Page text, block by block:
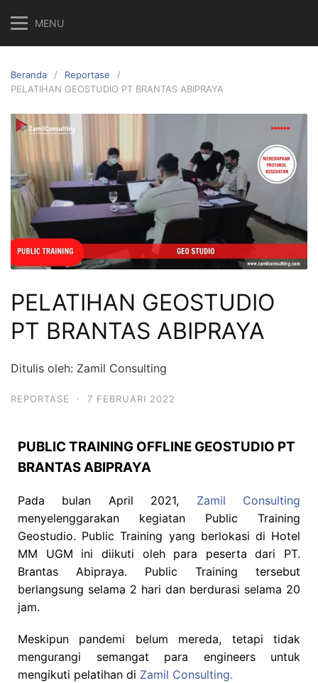
MENU
Beranda
Reportase
PELATIHAN GEOSTUDIO PT BRANTAS ABIPRAYA
PELATIHAN GEOSTUDIO
PT BRANTAS ABIPRAYA
Ditulis oleh: Zamil Consulting
REPORTASE · 7 FEBRUARI 2022
PUBLIC TRAINING OFFLINE GEOSTUDIO PT
BRANTAS ABIPRAYA
Pada bulan April 2021, Zamil Consulting
menyelenggarakan kegiatan Public Training
Geostudio. Public Training yang berlokasi di Hotel
MM UGM ini diikuti oleh para peserta dari PT.
Brantas Abipraya. Public Training tersebut
berlangsung selama 2 hari dan berdurasi selama 20
jam.
Meskipun pandemi belum mereda, tetapi tidak
mengurangi semangat para engineers untuk
mengikuti pelatihan di Zamil Consulting.